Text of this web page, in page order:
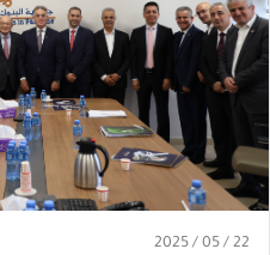
22 / 05 / 2025